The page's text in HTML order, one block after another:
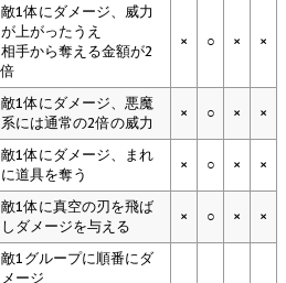
敵1体にダメージ、威力
が上がったうえ
相手から奪える金額が2
倍
× ○ × ×
敵1体にダメージ、悪魔
系には通常の2倍の威力
× ○ × ×
敵1体にダメージ、まれ
に道具を奪う
× ○ × ×
敵1体に真空の刃を飛ば
しダメージを与える
× ○ × ×
敵1グループに順番にダ
メージ